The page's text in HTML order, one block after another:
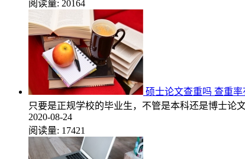
阅读量: 20164
硕士论文查重吗 查重率
只要是正规学校的毕业生，不管是本科还是博士论
2020-08-24
阅读量: 17421